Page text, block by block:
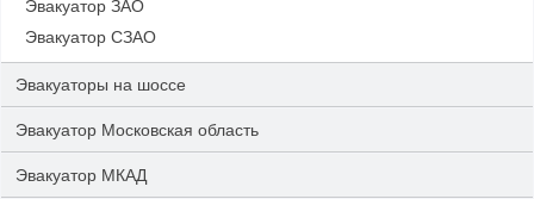
Эвакуатор ЗАО
Эвакуатор СЗАО
Эвакуаторы на шоссе
Эвакуатор Московская область
Эвакуатор МКАД